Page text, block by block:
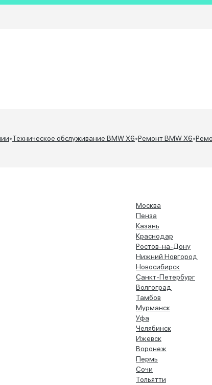
•Техническое обслуживание BMW X6•Ремонт BMW X6•
Москва
Пенза
Казань
Краснодар
Ростов-на-Дону
Нижний Новгород
Новосибирск
Санкт-Петербург
Волгоград
Тамбов
Мурманск
Уфа
Челябинск
Ижевск
Воронеж
Пермь
Сочи
Тольятти